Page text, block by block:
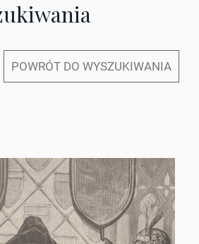
POWRÓT DO WYSZUKIWANIA